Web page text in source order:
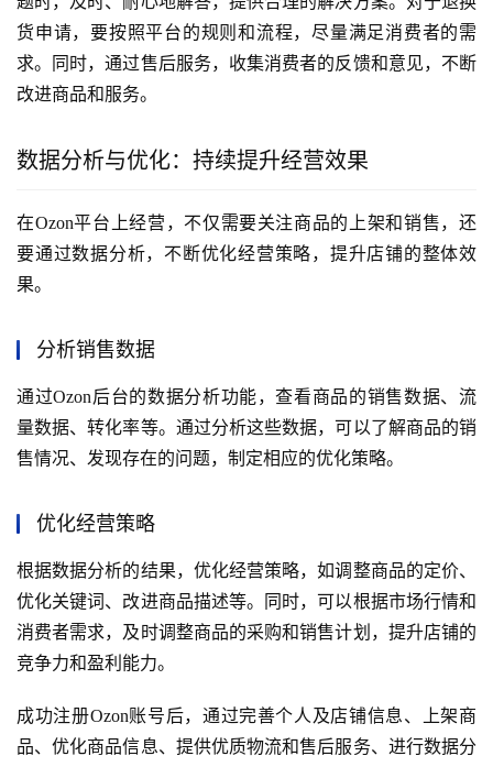
货申请，要按照平台的规则和流程，尽量满足消费者的需
求。同时，通过售后服务，收集消费者的反馈和意见，不断
改进商品和服务。
数据分析与优化：持续提升经营效果
在Ozon平台上经营，不仅需要关注商品的上架和销售，还
要通过数据分析，不断优化经营策略，提升店铺的整体效
果。
分析销售数据
通过Ozon后台的数据分析功能，查看商品的销售数据、流
量数据、转化率等。通过分析这些数据，可以了解商品的销
售情况、发现存在的问题，制定相应的优化策略。
优化经营策略
根据数据分析的结果，优化经营策略，如调整商品的定价、
优化关键词、改进商品描述等。同时，可以根据市场行情和
消费者需求，及时调整商品的采购和销售计划，提升店铺的
竞争力和盈利能力。
成功注册Ozon账号后，通过完善个人及店铺信息、上架商
品、优化商品信息、提供优质物流和售后服务、进行数据分